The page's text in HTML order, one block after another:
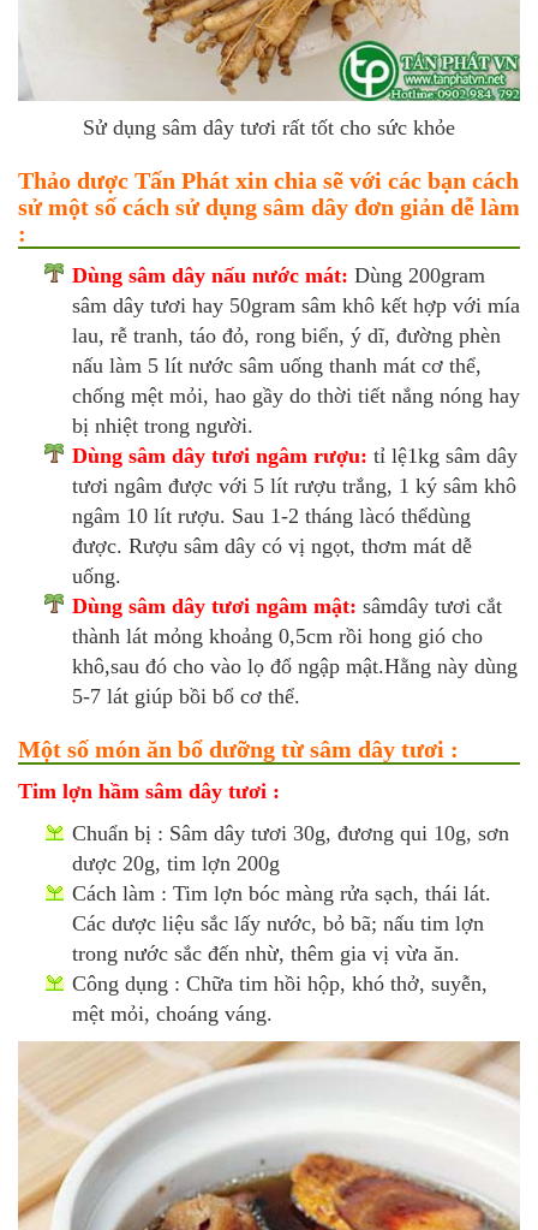
Sử dụng sâm dây tươi rất tốt cho sức khỏe
Thảo dược Tấn Phát xin chia sẽ với các bạn cách
sử một số cách sử dụng sâm dây đơn giản dễ làm
:
Dùng sâm dây nấu nước mát: Dùng 200gram
sâm dây tươi hay 50gram sâm khô kết hợp với mía
lau, rễ tranh, táo đỏ, rong biển, ý dĩ, đường phèn
nấu làm 5 lít nước sâm uống thanh mát cơ thể,
chống mệt mỏi, hao gầy do thời tiết nắng nóng hay
bị nhiệt trong người.
Dùng sâm dây tươi ngâm rượu: tỉ lệ1kg sâm dây
tươi ngâm được với 5 lít rượu trắng, 1 ký sâm khô
ngâm 10 lít rượu. Sau 1-2 tháng làcó thểdùng
được. Rượu sâm dây có vị ngọt, thơm mát dễ
uống.
Dùng sâm dây tươi ngâm mật: sâmdây tươi cắt
thành lát mỏng khoảng 0,5cm rồi hong gió cho
khô,sau đó cho vào lọ đổ ngập mật.Hằng này dùng
5-7 lát giúp bồi bổ cơ thể.
Một số món ăn bổ dưỡng từ sâm dây tươi :
Tim lợn hầm sâm dây tươi :
Chuẩn bị : Sâm dây tươi 30g, đương qui 10g, sơn
dược 20g, tim lợn 200g
Cách làm : Tim lợn bóc màng rửa sạch, thái lát.
Các dược liệu sắc lấy nước, bỏ bã; nấu tim lợn
trong nước sắc đến nhừ, thêm gia vị vừa ăn.
Công dụng : Chữa tim hồi hộp, khó thở, suyễn,
mệt mỏi, choáng váng.